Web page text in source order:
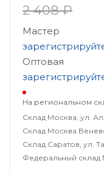
2 408 ₽
Мастер
Оптовая
На региональном
Склад Москва, ул.
Склад Москва
Склад Саратов, ул.
Федеральный склад